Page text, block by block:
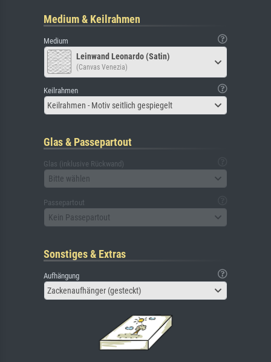
Medium & Keilrahmen
Medium
Leinwand Leonardo (Satin)
(Canvas Venezia)
Keilrahmen
Keilrahmen - Motiv seitlich gespiegelt
Glas & Passepartout
Glas (inklusive Rückwand)
Bitte wählen
Passepartout
Kein Passepartout
Sonstiges & Extras
Aufhängung
Zackenaufhänger (gesteckt)